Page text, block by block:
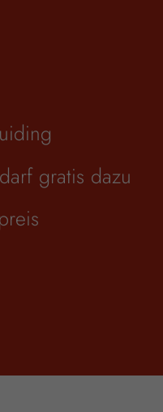
gratis dazu